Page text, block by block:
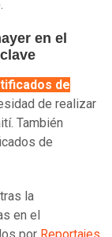
en el
de
de realizar
También
de
la
en el